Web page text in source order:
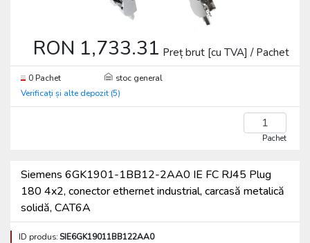
RON 1,733.31 Preț brut [cu TVA] / Pachet
0 Pachet
stoc general
Verificați și alte depozit (5)
Pachet
Siemens 6GK1901-1BB12-2AA0 IE FC RJ45 Plug
180 4x2, conector ethernet industrial, carcasă metalică
solidă, CAT6A
ID produs:SIE6GK19011BB122AA0